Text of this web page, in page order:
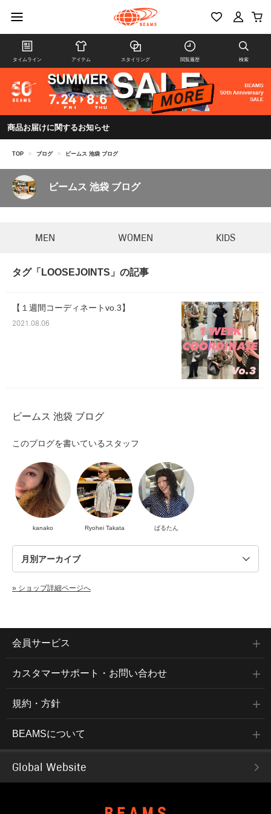
タイムライン アイテム スタイリング 閲覧履歴 検索
商品お届けに関するお知らせ
TOP > ブログ > ビームス 池袋 ブログ
ビームス 池袋 ブログ
MEN WOMEN KIDS
タグ「LOOSEJOINTS」の記事
【１週間コーディネートvo.3】
2021.08.06
ビームス 池袋 ブログ
このブログを書いているスタッフ
kanako Ryohei Takata ばるたん
» ショップ詳細ページへ
会員サービス
カスタマーサポート・お問い合わせ
規約・方針
BEAMSについて
Global Website